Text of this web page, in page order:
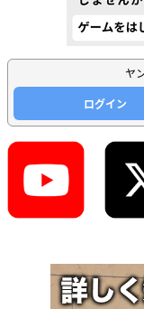
ヤ
ログイン